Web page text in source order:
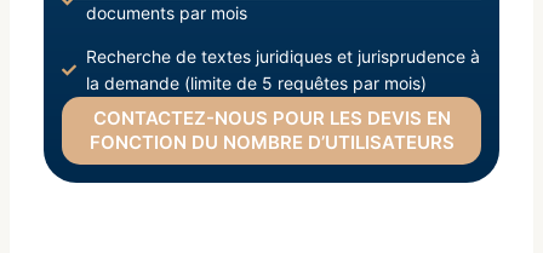
documents par mois
Recherche de textes juridiques et jurisprudence à
la demande (limite de 5 requêtes par mois)
CONTACTEZ-NOUS POUR LES DEVIS EN
FONCTION DU NOMBRE D’UTILISATEURS